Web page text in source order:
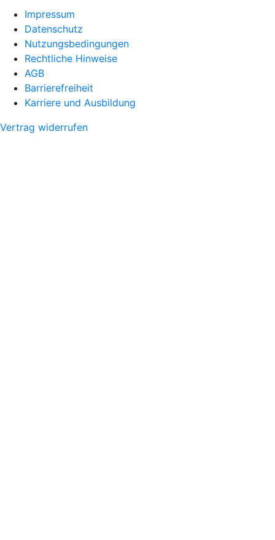
Impressum
Datenschutz
Nutzungsbedingungen
Rechtliche Hinweise
AGB
Barrierefreiheit
Karriere und Ausbildung
Vertrag widerrufen